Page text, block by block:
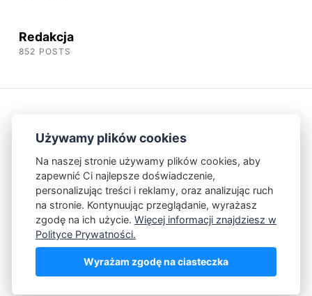
Redakcja
852 POSTS
Kontakt Polityka Prywatności
Powered by Publii
Używamy plików cookies
Na naszej stronie używamy plików cookies, aby
zapewnić Ci najlepsze doświadczenie,
personalizując treści i reklamy, oraz analizując ruch
na stronie. Kontynuując przeglądanie, wyrażasz
zgodę na ich użycie. Więcej informacji znajdziesz w
Polityce Prywatności.
Wyrażam zgodę na ciasteczka